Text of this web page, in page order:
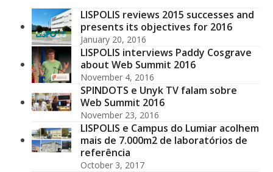
LISPOLIS reviews 2015 successes and
presents its objectives for 2016
January 20, 2016
LISPOLIS interviews Paddy Cosgrave
about Web Summit 2016
November 4, 2016
SPINDOTS e Unyk TV falam sobre
Web Summit 2016
November 23, 2016
LISPOLIS e Campus do Lumiar acolhem
mais de 7.000m2 de laboratórios de
referência
October 3, 2017